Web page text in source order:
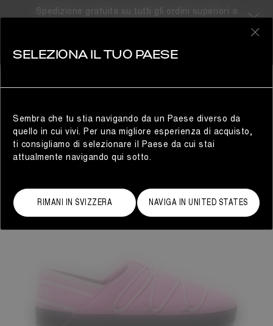
Spedizione gratuita su tutti gli ordini superiori a
SELEZIONA IL TUO PAESE
Sembra che tu stia navigando da un Paese diverso da
quello in cui vivi. Per una migliore esperienza di acquisto,
ti consigliamo di selezionare il Paese da cui stai
attualmente navigando qui sotto.
RIMANI IN SVIZZERA NAVIGA IN UNITED STATES